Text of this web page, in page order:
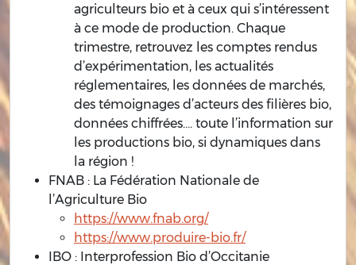
agriculteurs bio et à ceux qui s’intéressent
à ce mode de production. Chaque
trimestre, retrouvez les comptes rendus
d’expérimentation, les actualités
réglementaires, les données de marchés,
des témoignages d’acteurs des filières bio,
données chiffrées…. toute l’information sur
les productions bio, si dynamiques dans
la région !
FNAB : La Fédération Nationale de
l’Agriculture Bio
https://www.fnab.org/
https://www.produire-bio.fr/
IBO : Interprofession Bio d’Occitanie